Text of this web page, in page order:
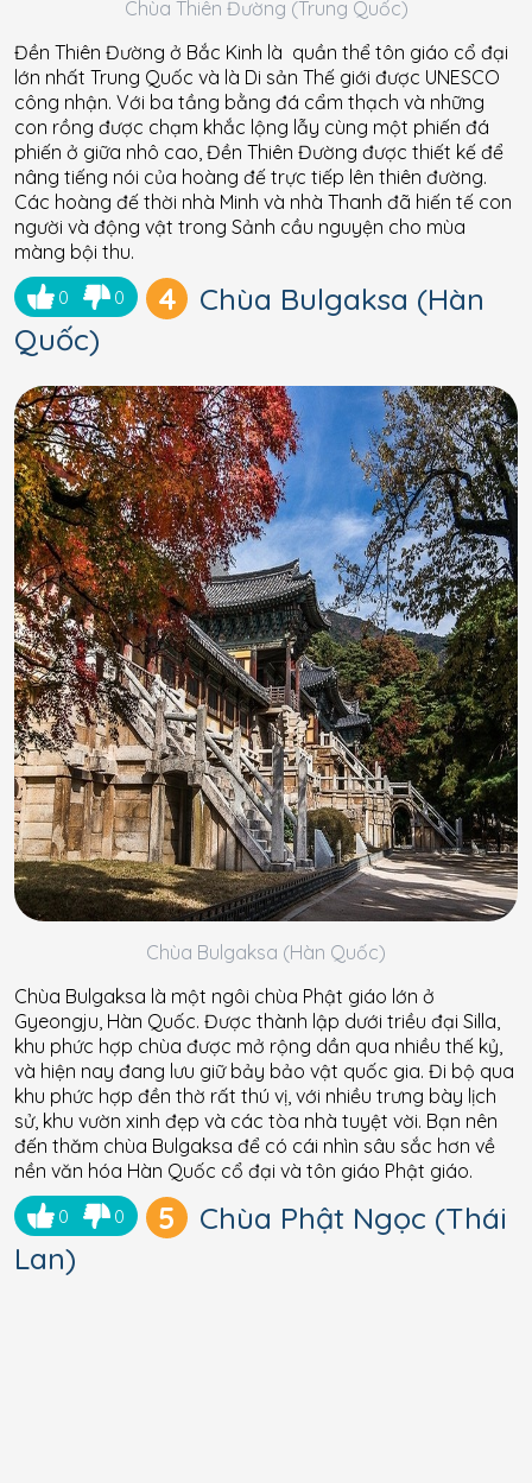
Chùa Thiên Đường (Trung Quốc)
Đền Thiên Đường ở Bắc Kinh là quần thể tôn giáo cổ đại
lớn nhất Trung Quốc và là Di sản Thế giới được UNESCO
công nhận. Với ba tầng bằng đá cẩm thạch và những
con rồng được chạm khắc lộng lẫy cùng một phiến đá
phiến ở giữa nhô cao, Đền Thiên Đường được thiết kế để
nâng tiếng nói của hoàng đế trực tiếp lên thiên đường.
Các hoàng đế thời nhà Minh và nhà Thanh đã hiến tế con
người và động vật trong Sảnh cầu nguyện cho mùa
màng bội thu.
0 0 4
Chùa Bulgaksa (Hàn
Quốc)
Chùa Bulgaksa (Hàn Quốc)
Chùa Bulgaksa là một ngôi chùa Phật giáo lớn ở
Gyeongju, Hàn Quốc. Được thành lập dưới triều đại Silla,
khu phức hợp chùa được mở rộng dần qua nhiều thế kỷ,
và hiện nay đang lưu giữ bảy bảo vật quốc gia. Đi bộ qua
khu phức hợp đền thờ rất thú vị, với nhiều trưng bày lịch
sử, khu vườn xinh đẹp và các tòa nhà tuyệt vời. Bạn nên
đến thăm chùa Bulgaksa để có cái nhìn sâu sắc hơn về
nền văn hóa Hàn Quốc cổ đại và tôn giáo Phật giáo.
0 0 5
Chùa Phật Ngọc (Thái
Lan)